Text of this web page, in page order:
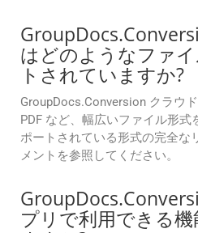
はどのようなファ
トされていますか?
GroupDocs.Conversion クラウ
PDF など、幅広いファイル形
ポートされている形式の完全な
メントを参照してください。
プリで利用できる